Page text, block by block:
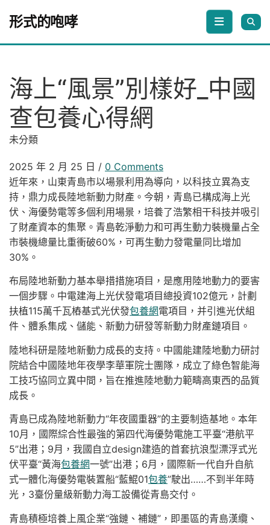
形式的咆哮
海上“風景”別樣好_中國
查包養心得網
未分類
2025 年 2 月 25 日 / 0 Comments
近年來，山東青島市以場景利用為導向，以科技立異為支
持，鼎力成長陸地新動力財產。今朝，青島已構成海上光
伏、海優勢電等多個利用場景，培養了浩繁相干科技并吸引
了財產資本的集聚。青島乾淨動力和可再生動力裝機量占全
市裝機總量比重衝破60%，可再生動力發電量同比增加
30%。
布局陸地新動力基本舉措措施項目，是應用陸地動力的要害
一個步驟。中電建海上光伏發電項目總投資102億元，計劃
扶植115萬千瓦樁基式光伏發包養網電項目，并引進光伏組
件、體系集成、儲能、新動力研發等新動力財產鏈項目。
陸地科研是陸地新動力成長的支持。中國能建陸地動力研討
院結合中國陸地年夜學李華軍院士團隊，成立了綠色智能海
工技巧協同立異中間，旨在推進陸地動力範疇高東西的品質
成長。
青島已成為陸地新動力“年夜國重器”的主要制造基地。本年
10月，國際綜合性最強的第四代海優勢電施工平臺“港航平
5”出港；9月，我國自立design建造的首套抗浪型漂浮式光
伏平臺“黃海包養網一號”出港；6月，國際新一代自升自航
式一體化海優勢電裝置船“藍鯤01包養”駛出……不到半年時
光，3臺份量級新動力海工設備從青島交付。
青島積極培養上風企業“強鏈、補鏈”，即墨區的青島漢纜、